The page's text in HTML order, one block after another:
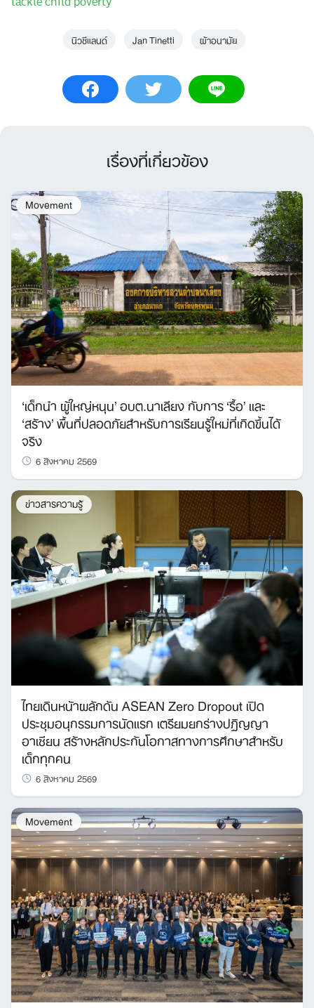
Search
for:
นิวซีแลนด์ Jan Tinetti ผ้าอนามัย
เรื่องที่เกี่ยวข้อง
Movement
‘เด็กนำ ผู้ใหญ่หนุน’ อบต.นาเลียง กับการ ‘รื้อ’ และ
‘สร้าง’ พื้นที่ปลอดภัยสำหรับการเรียนรู้ใหม่ที่เกิดขึ้นได้
จริง
6 สิงหาคม 2569
ข่าวสารความรู้
ไทยเดินหน้าผลักดัน ASEAN Zero Dropout เปิด
ประชุมอนุกรรมการนัดแรก เตรียมยกร่างปฏิญญา
อาเซียน สร้างหลักประกันโอกาสทางการศึกษาสำหรับ
เด็กทุกคน
6 สิงหาคม 2569
Movement